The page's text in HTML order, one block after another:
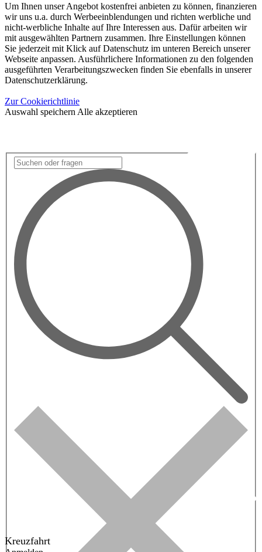
Um Ihnen unser Angebot kostenfrei anbieten zu können, finanzieren
wir uns u.a. durch Werbeeinblendungen und richten werbliche und
nicht-werbliche Inhalte auf Ihre Interessen aus. Dafür arbeiten wir
mit ausgewählten Partnern zusammen. Ihre Einstellungen können
Sie jederzeit mit Klick auf Datenschutz im unteren Bereich unserer
Webseite anpassen. Ausführlichere Informationen zu den folgenden
ausgeführten Verarbeitungszwecken finden Sie ebenfalls in unserer
Datenschutzerklärung.
Zur Cookierichtlinie
Auswahl speichern Alle akzeptieren
Kreuzfahrt